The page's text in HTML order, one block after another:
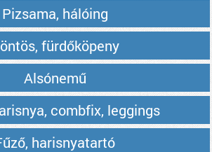
Pizsama, hálóing
fürdőköpeny
Alsónemű
combfix, leggings
harisnyatartó